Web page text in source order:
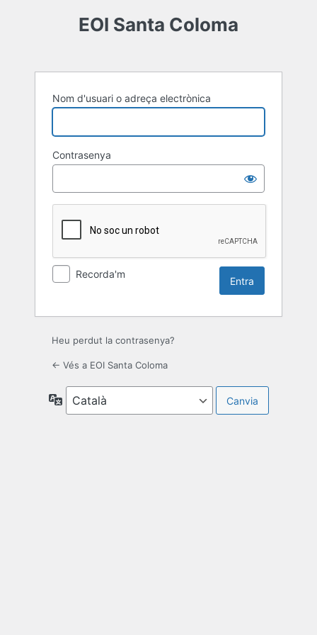
EOI Santa Coloma
Nom d'usuari o adreça electrònica
Contrasenya
Recorda'm
Heu perdut la contrasenya?
← Vés a EOI Santa Coloma
Idioma